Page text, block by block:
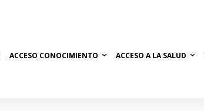
ACCESO CONOCIMIENTO ACCESO A LA SALUD